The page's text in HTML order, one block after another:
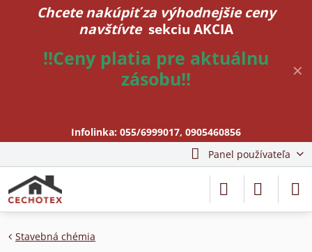
✕
Chcete nakúpiť za výhodnejšie ceny
navštívte sekciu AKCIA
!!Ceny platia pre aktuálnu
zásobu!!
Infolinka: 055/6999017, 0905460856
Panel používateľa
Stavebná chémia